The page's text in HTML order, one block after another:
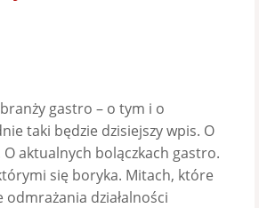
gastro – o tym i o
taki będzie dzisiejszy wpis. O
aktualnych bolączkach gastro.
się boryka. Mitach, które
odmrażania działalności